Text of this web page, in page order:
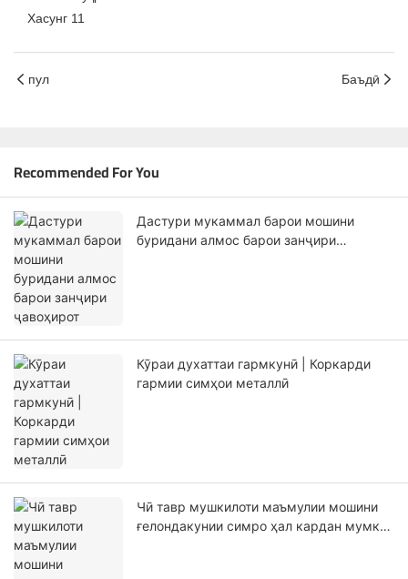
пул Баъдӣ
Recommended For You
Дастури мукаммал барои мошини
буридани алмос барои занҷири
Кӯраи духаттаи гармкунӣ | Коркарди
гармии симҳои металлӣ
Чӣ тавр мушкилоти маъмулии мошини
ғелондакунии симро ҳал кардан мумкин